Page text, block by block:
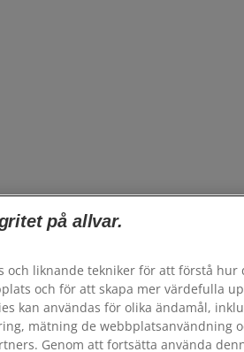
på allvar.
och liknande tekniker för att förstå hur
och för att skapa mer värdefulla
kan användas för olika ändamål,
mätning de webbplatsanvändning
Genom att fortsätta använda